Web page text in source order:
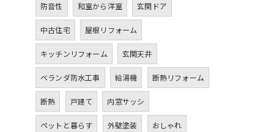
防音性 和室から洋室 玄関ドア
中古住宅 屋根リフォーム
キッチンリフォーム 玄関天井
ベランダ防水工事 給湯機 断熱リフォーム
断熱 戸建て 内窓サッシ
ペットと暮らす 外壁塗装 おしゃれ